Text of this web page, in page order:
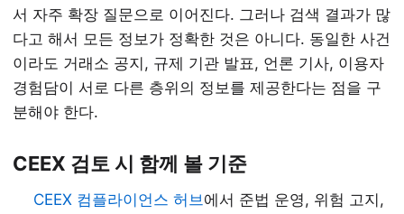
서 자주 확장 질문으로 이어진다. 그러나 검색 결과가 많
다고 해서 모든 정보가 정확한 것은 아니다. 동일한 사건
이라도 거래소 공지, 규제 기관 발표, 언론 기사, 이용자
경험담이 서로 다른 층위의 정보를 제공한다는 점을 구
분해야 한다.
CEEX 검토 시 함께 볼 기준
CEEX 컴플라이언스 허브에서 준법 운영, 위험 고지,